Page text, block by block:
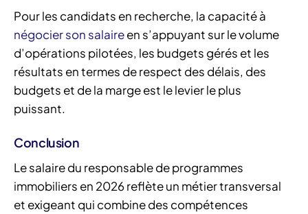
Pour les candidats en recherche, la capacité à
négocier son salaireen s’appuyant sur le volume
d’opérations pilotées, les budgets gérés et les
résultats en termes de respect des délais, des
budgets et de la marge est le levier le plus
puissant.
Conclusion
Le salaire du responsable de programmes
immobiliers en 2026 reflète un métier transversal
et exigeant qui combine des compétences